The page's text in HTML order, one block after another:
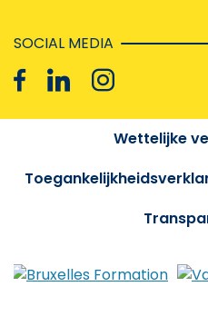
SOCIAL MEDIA
Wettelijke